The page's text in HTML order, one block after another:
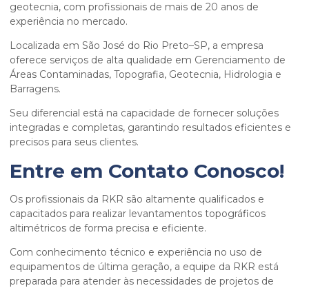
geotecnia, com profissionais de mais de 20 anos de
experiência no mercado.
Localizada em São José do Rio Preto–SP, a empresa
oferece serviços de alta qualidade em Gerenciamento de
Áreas Contaminadas, Topografia, Geotecnia, Hidrologia e
Barragens.
Seu diferencial está na capacidade de fornecer soluções
integradas e completas, garantindo resultados eficientes e
precisos para seus clientes.
Entre em Contato Conosco!
Os profissionais da RKR são altamente qualificados e
capacitados para realizar levantamentos topográficos
altimétricos de forma precisa e eficiente.
Com conhecimento técnico e experiência no uso de
equipamentos de última geração, a equipe da RKR está
preparada para atender às necessidades de projetos de